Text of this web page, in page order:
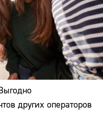
других операторов